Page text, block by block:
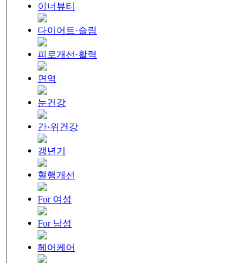
이너뷰티
다이어트·슬림
피로개선·활력
면역
눈건강
간·위건강
갱년기
혈행개선
For 여성
For 남성
헤어케어